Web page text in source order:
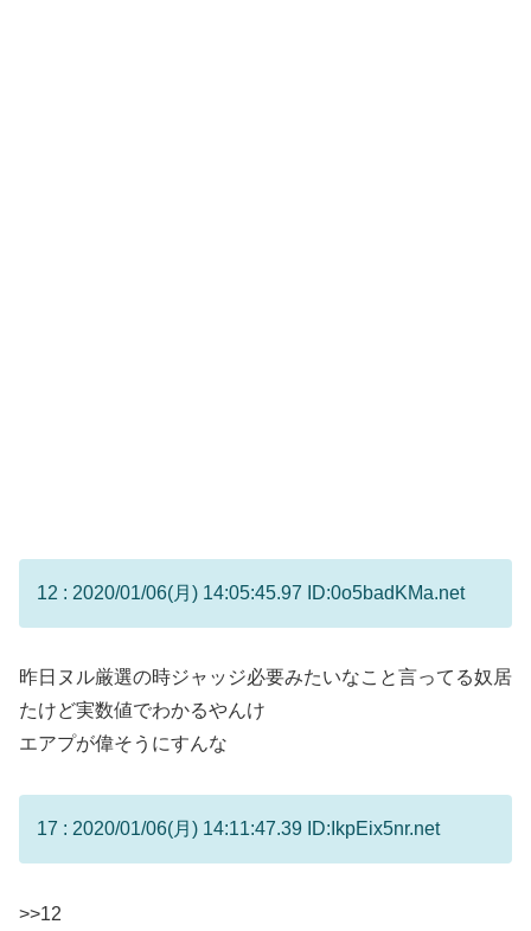
12 : 2020/01/06(月) 14:05:45.97 ID:0o5badKMa.net
昨日ヌル厳選の時ジャッジ必要みたいなこと言ってる奴居
たけど実数値でわかるやんけ
エアプが偉そうにすんな
17 : 2020/01/06(月) 14:11:47.39 ID:IkpEix5nr.net
>>12